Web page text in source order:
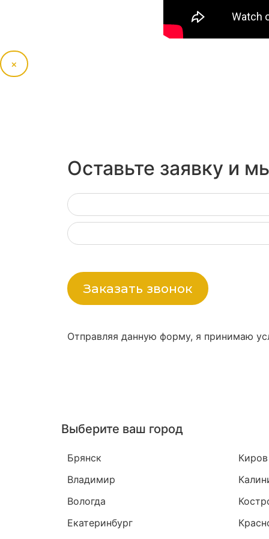
×
Оставьте заявку и
Заказать звонок
Отправляя данную форму, я принимаю
Выберите ваш город
Брянск
Владимир
Вологда
Екатеринбург
Киров